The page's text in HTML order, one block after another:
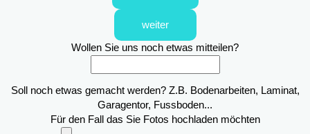
weiter
Wollen Sie uns noch etwas mitteilen?
Soll noch etwas gemacht werden? Z.B. Bodenarbeiten, Laminat,
Garagentor, Fussboden...
Für den Fall das Sie Fotos hochladen möchten